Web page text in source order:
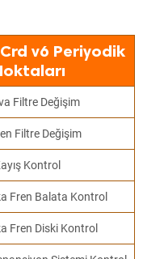
v6 Periyodik
Filtre Değişim
Filtre Değişim
Kontrol
Fren Balata Kontrol
Fren Diski Kontrol